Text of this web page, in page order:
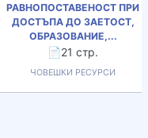
РАВНОПОСТАВЕНОСТ ПРИ
ДОСТЪПА ДО ЗАЕТОСТ,
ОБРАЗОВАНИЕ,...
📄21 стр.
ЧОВЕШКИ РЕСУРСИ